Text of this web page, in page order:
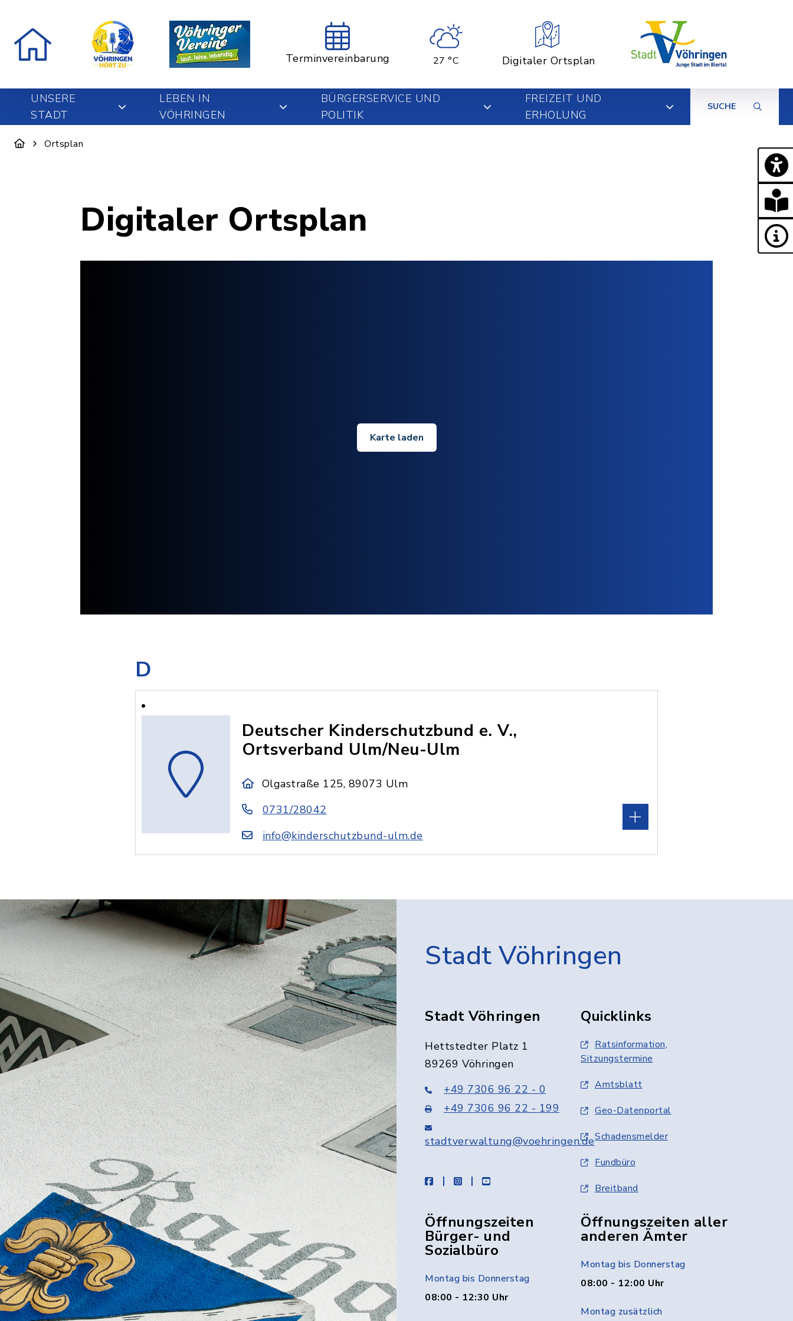
Terminvereinbarung 27 °C Digitaler Ortsplan
UNSERE
STADT
LEBEN IN
VÖHRINGEN
BÜRGERSERVICE UND
POLITIK
FREIZEIT UND
ERHOLUNG
SUCHE
Ortsplan
Digitaler Ortsplan
Karte laden
D
Deutscher Kinderschutzbund e. V.,
Ortsverband Ulm/Neu-Ulm
Olgastraße 125, 89073 Ulm
0731/28042
info@kinderschutzbund-ulm.de
Stadt Vöhringen
Stadt Vöhringen
Hettstedter Platz 1
89269 Vöhringen
+49 7306 96 22 - 0
+49 7306 96 22 - 199
stadtverwaltung@voehringen.de
facebookinstagramyoutube
Quicklinks
Ratsinformation,
Sitzungstermine
Amtsblatt
Geo-Datenportal
Schadensmelder
Fundbüro
Breitband
Öffnungszeiten
Bürger- und
Sozialbüro
Montag bis Donnerstag
08:00 - 12:30 Uhr
Öffnungszeiten aller
anderen Ämter
Montag bis Donnerstag
08:00 - 12:00 Uhr
Montag zusätzlich